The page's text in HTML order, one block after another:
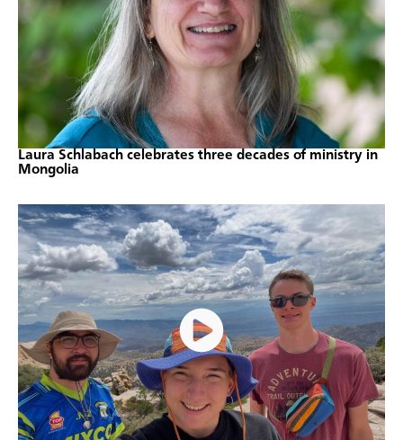
Laura Schlabach celebrates three decades of ministry in
Mongolia